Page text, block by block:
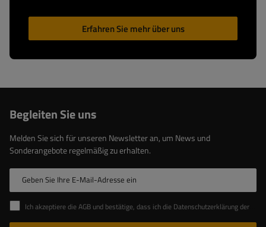
Erfahren Sie mehr über uns
Begleiten Sie uns
Melden Sie sich für unseren Newsletter an, um News und
Sonderangebote regelmäßig zu erhalten.
Geben Sie Ihre E-Mail-Adresse ein
Ich akzeptiere die AGB und bestätige, dass ich die Datenschutzerklärung der Website zur Kenntnis genommen habe